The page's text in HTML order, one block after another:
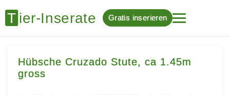
Gratis inserieren
Hübsche Cruzado Stute, ca 1.45m
gross